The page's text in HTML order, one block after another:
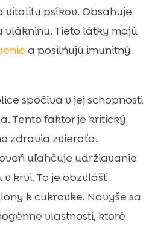
vitalitu psíkov. Obsahuje
vlákninu. Tieto látky majú
a posilňujú imunitný
spočíva v jej schopnosti
Tento faktor je kritický
zdravia zvieraťa.
uľahčuje udržiavanie
krvi. To je obzvlášť
k cukrovke. Navyše sa
vlastnosti, ktoré